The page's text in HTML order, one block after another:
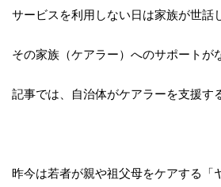
サービスを利用しない日は家族が世話
その家族（ケアラー）へのサポートが
記事では、自治体がケアラーを支援す
昨今は若者が親や祖父母をケアする「